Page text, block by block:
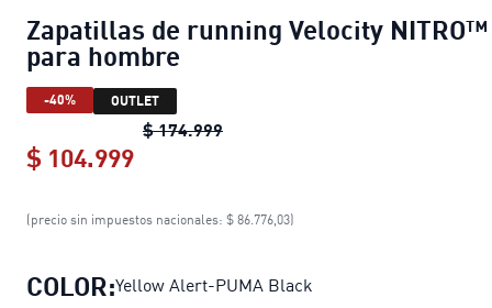
Zapatillas de running Velocity
para hombre
-40% OUTLET
$ 174.999Zapatillas de running Velocity
$ 104.999
Zapatillas de running Velocity
(precio sin impuestos nacionales: $ 86.776,03)
COLOR:Yellow Alert-PUMA Black